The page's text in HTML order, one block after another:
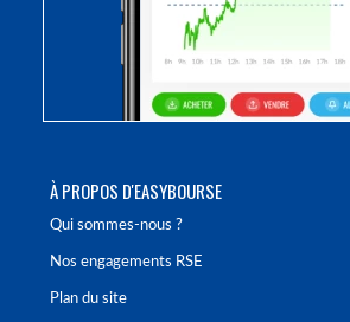
À PROPOS D'EASYBOURSE
Qui sommes-nous ?
Nos engagements RSE
Plan du site